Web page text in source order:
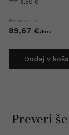
6,50 €
Redna cena
89,67 €/kos
Dodaj v
Preveri